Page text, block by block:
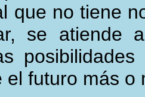
que no tiene
se atiende
el futuro más o